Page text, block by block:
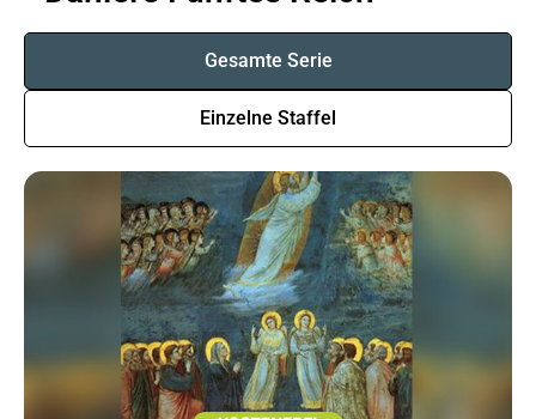
Gesamte Serie
Einzelne Staffel